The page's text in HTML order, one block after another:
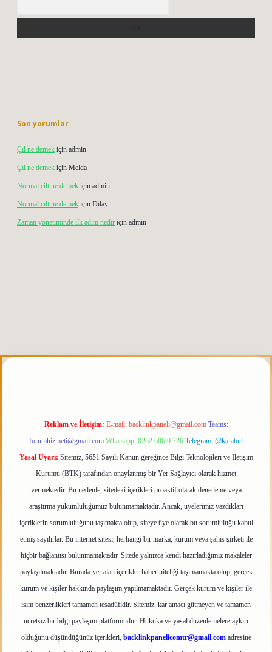
Son yorumlar
Çıl ne demek için admin
Çıl ne demek için Melda
Normal cilt ne demek için admin
Normal cilt ne demek için Dilay
Zaman yönetiminde ilk adım nedir için admin
Reklam ve İletişim: E-mail: backlinkpaneli@gmail.com Teams:
forumhizmeti@gmail.com Whatsapp: 0262 606 0 726 Telegram: @karabul
Yasal Uyarı: Sitemiz, 5651 Sayılı Kanun gereğince Bilgi Teknolojileri ve İletişim
Kurumu (BTK) tarafından onaylanmış bir Yer Sağlayıcı olarak hizmet
vermektedir. Bu nedenle, sitedeki içerikleri proaktif olarak denetleme veya
araştırma yükümlülüğümüz bulunmamaktadır. Ancak, üyelerimiz yazdıkları
içeriklerin sorumluluğunu taşımakta olup, siteye üye olarak bu sorumluluğu kabul
etmiş sayılırlar. Bu internet sitesi, herhangi bir marka, kurum veya şahıs şirketi ile
hiçbir bağlantısı bulunmamaktadır. Sitede yalnızca kendi hazırladığımız makaleler
paylaşılmaktadır. Burada yer alan içerikler haber niteliği taşımamakta olup, gerçek
kurum ve kişiler hakkında paylaşım yapılmamaktadır. Gerçek kurum ve kişiler ile
isim benzerlikleri tamamen tesadüfidir. Sitemiz, kar amacı gütmeyen ve tamamen
ücretsiz bir bilgi paylaşım platformudur. Hukuka ve yasal düzenlemelere aykırı
olduğunu düşündüğünüz içerikleri, backlinkpanelicomtr@gmail.comadresine